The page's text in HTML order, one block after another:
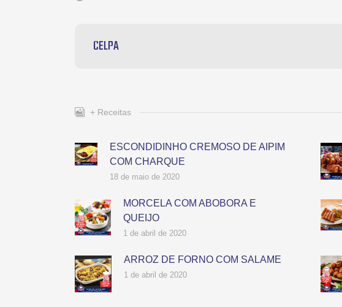
CELPA
+ Receitas
ESCONDIDINHO CREMOSO DE AIPIM
COM CHARQUE
18 de maio de 2020
MORCELA COM ABOBORA E
QUEIJO
1 de abril de 2020
ARROZ DE FORNO COM SALAME
1 de abril de 2020